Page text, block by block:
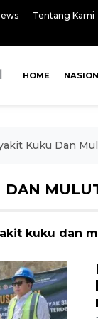
Tentang Kami
HOME
Kuku Dan
DAN
kuku dan